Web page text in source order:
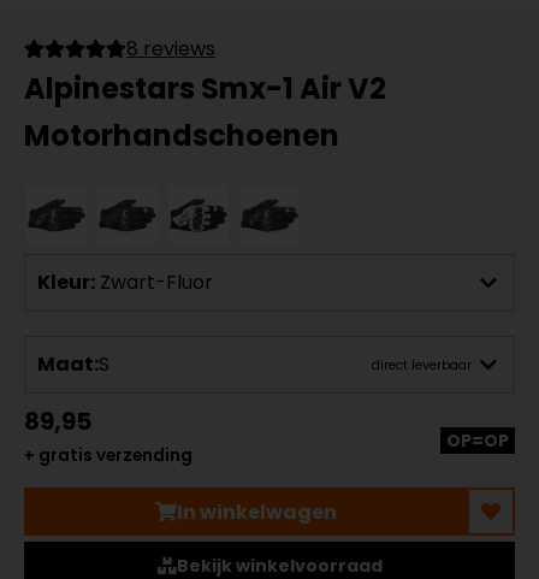
8 reviews
Alpinestars Smx-1 Air V2
Motorhandschoenen
Kleur: Zwart-Fluor
Maat:S direct leverbaar
89,95
+ gratis verzending
OP=OP
In winkelwagen
Bekijk winkelvoorraad